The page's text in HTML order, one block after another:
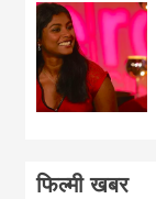
फिल्मी खबर